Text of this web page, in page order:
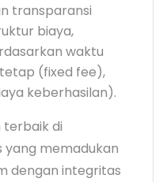
transparansi
biaya,
waktu
(fixed fee),
keberhasilan).
terbaik di
yang memadukan
dengan integritas